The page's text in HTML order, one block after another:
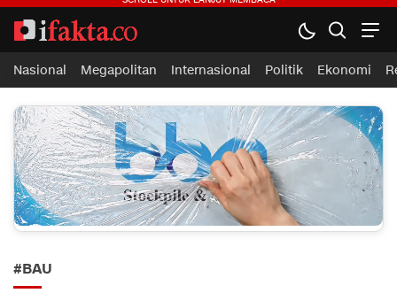
ifakta.co
#pastibenar
Nasional Megapolitan Internasional Politik Ekonomi
#BAU